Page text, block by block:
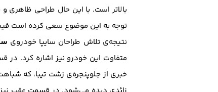
بالاتر است. با این حال طراحی
توجه به این موضوع سعی کرده است
نتیجه‌ی تلاش طراحان سایپا خودروی
متفاوت این خودرو نیز اشاره کرد.
خبری از جلوپنجره‌ی زشت تیبا، که